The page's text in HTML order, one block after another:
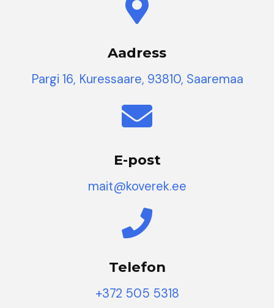
Aadress
Pargi 16, Kuressaare, 93810, Saaremaa
E-post
mait@koverek.ee
Telefon
+372 505 5318